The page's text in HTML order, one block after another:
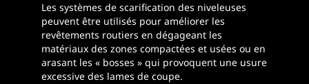
Les systèmes de scarification des niveleuses
peuvent être utilisés pour améliorer les
revêtements routiers en dégageant les
matériaux des zones compactées et usées ou en
arasant les « bosses » qui provoquent une usure
excessive des lames de coupe.